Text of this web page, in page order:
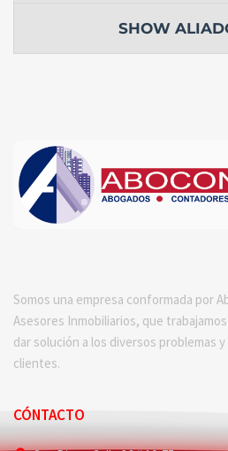
SHOW
Somos una empresa conformada por
Asesores Inmobiliarios, que
dar solución a los diversos problemas
clientes.
CÓNTACTO